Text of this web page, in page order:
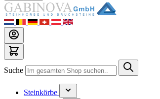
Suche
Steinkörbe